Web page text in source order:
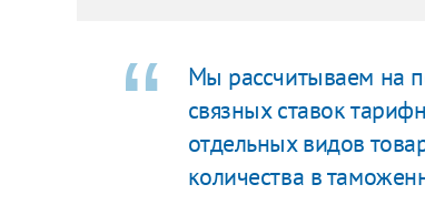
Мы рассчитываем на
связных ставок
отдельных видов
количества в